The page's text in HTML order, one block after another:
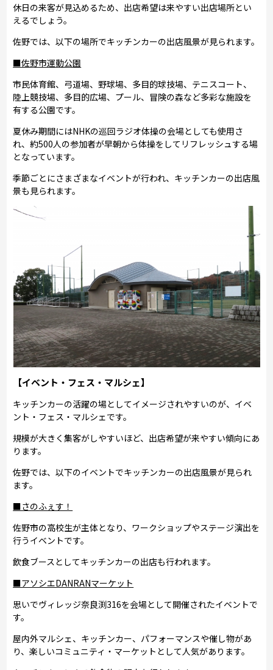
休日の来客が見込めるため、出店希望は来やすい出店場所とい
えるでしょう。
佐野では、以下の場所でキッチンカーの出店風景が見られます。
■佐野市運動公園
市民体育館、弓道場、野球場、多目的球技場、テニスコート、
陸上競技場、多目的広場、プール、冒険の森など多彩な施設を
有する公園です。
夏休み期間にはNHKの巡回ラジオ体操の会場としても使用さ
れ、約500人の参加者が早朝から体操をしてリフレッシュする場
となっています。
季節ごとにさまざまなイベントが行われ、キッチンカーの出店風
景も見られます。
【イベント・フェス・マルシェ】
キッチンカーの活躍の場としてイメージされやすいのが、イベ
ント・フェス・マルシェです。
規模が大きく集客がしやすいほど、出店希望が来やすい傾向にあ
ります。
佐野では、以下のイベントでキッチンカーの出店風景が見られ
ます。
■さのふぇす！
佐野市の高校生が主体となり、ワークショップやステージ演出を
行うイベントです。
飲食ブースとしてキッチンカーの出店も行われます。
■アソシエDANRANマーケット
思いでヴィレッジ奈良渕316を会場として開催されたイベントで
す。
屋内外マルシェ、キッチンカー、パフォーマンスや催し物があ
り、楽しいコミュニティ・マーケットとして人気があります。